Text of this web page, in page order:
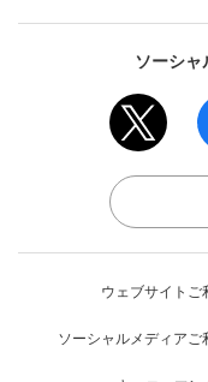
ソーシャ
ウェブサイトご
ソーシャルメディアご